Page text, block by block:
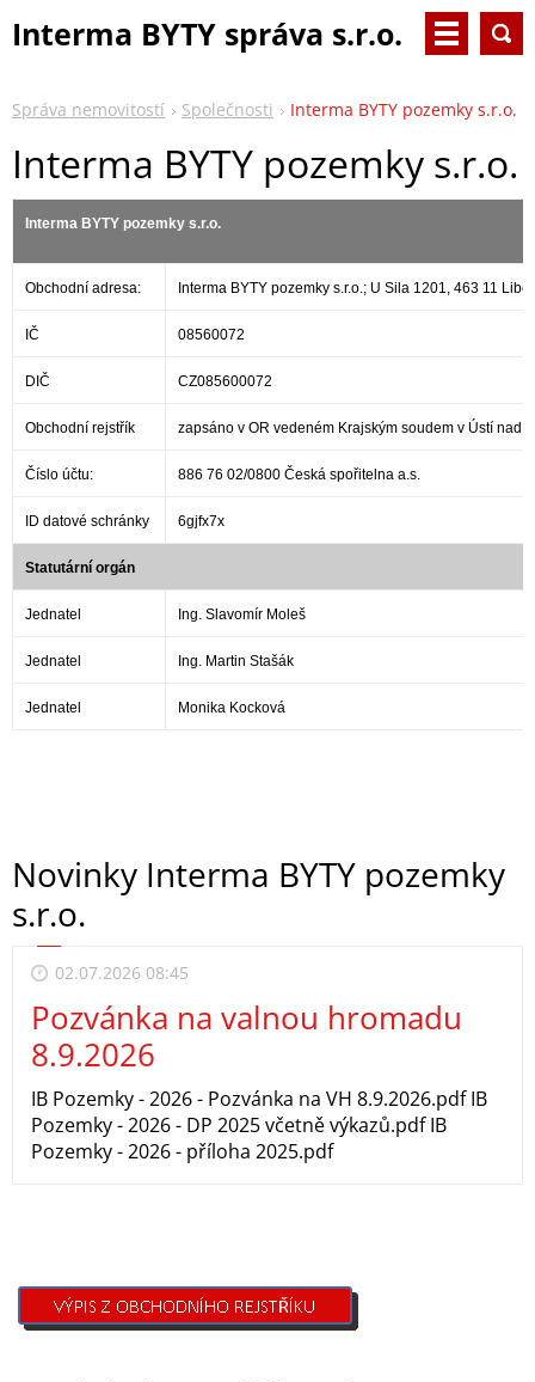
Interma BYTY správa s.r.o.
Správa nemovitostí Společnosti Interma BYTY pozemky s.r.o.
Interma BYTY pozemky s.r.o.
Interma BYTY pozemky s.r.o.
Obchodní adresa: Interma BYTY pozemky s.r.o.; U Sila 1201, 463 11
IČ 08560072
DIČ CZ085600072
Obchodní rejstřík zapsáno v OR vedeném Krajským soudem v Ústí nad
Číslo účtu: 886 76 02/0800 Česká spořitelna a.s.
ID datové schránky 6gjfx7x
Statutární orgán
Jednatel Ing. Slavomír Moleš
Jednatel Ing. Martin Stašák
Jednatel Monika Kocková
Novinky Interma BYTY pozemky
s.r.o.
02.07.2026 08:45
Pozvánka na valnou hromadu
8.9.2026
IB Pozemky - 2026 - Pozvánka na VH 8.9.2026.pdf IB
Pozemky - 2026 - DP 2025 včetně výkazů.pdf IB
Pozemky - 2026 - příloha 2025.pdf